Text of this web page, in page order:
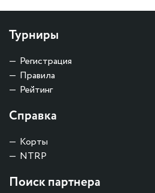
Турниры
Регистрация
Правила
Рейтинг
Справка
Корты
NTRP
Поиск партнера